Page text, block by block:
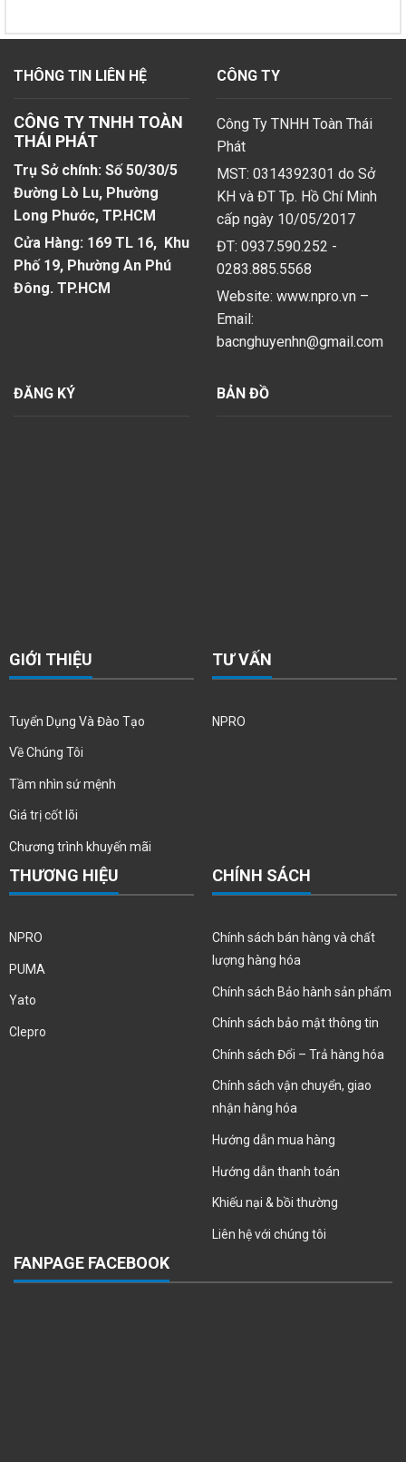
THÔNG TIN LIÊN HỆ
CÔNG TY TNHH TOÀN
THÁI PHÁT
Trụ Sở chính: Số 50/30/5
Đường Lò Lu, Phường
Long Phước, TP.HCM
Cửa Hàng: 169 TL 16, Khu
Phố 19, Phường An Phú
Đông. TP.HCM
CÔNG TY
Công Ty TNHH Toàn Thái
Phát
MST: 0314392301 do Sở
KH và ĐT Tp. Hồ Chí Minh
cấp ngày 10/05/2017
ĐT: 0937.590.252 -
0283.885.5568
Website: www.npro.vn –
Email:
bacnghuyenhn@gmail.com
ĐĂNG KÝ BẢN ĐỒ
GIỚI THIỆU
Tuyển Dụng Và Đào Tạo
Về Chúng Tôi
Tầm nhìn sứ mệnh
Giá trị cốt lõi
Chương trình khuyến mãi
TƯ VẤN
NPRO
THƯƠNG HIỆU
NPRO
PUMA
Yato
Clepro
CHÍNH SÁCH
Chính sách bán hàng và chất
lượng hàng hóa
Chính sách Bảo hành sản phẩm
Chính sách bảo mật thông tin
Chính sách Đổi – Trả hàng hóa
Chính sách vận chuyển, giao
nhận hàng hóa
Hướng dẫn mua hàng
Hướng dẫn thanh toán
Khiếu nại & bồi thường
Liên hệ với chúng tôi
FANPAGE FACEBOOK